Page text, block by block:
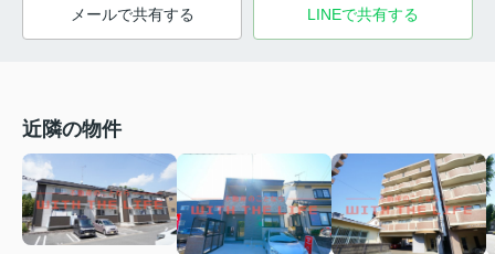
メールで共有する LINEで共有する
近隣の物件